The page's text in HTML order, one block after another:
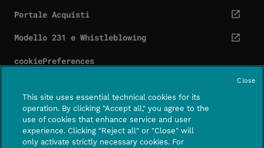
Portale Acquisti
cta.screenReaderExternal
Modello 231 e Whistleblowing
cta.screenReaderExternal
cookiePreferences
Contatti Centro assistenza
This site uses essential technical cookies for its
operation. By clicking "Accept all," you agree to the
use of cookies that enhance service and user
experience. Clicking "Reject all" or "Close" will
only activate strictly necessary cookies. For
Close